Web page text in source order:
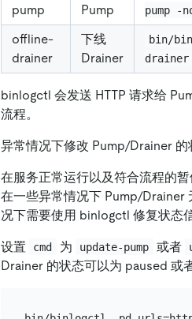
pump
Pump
pump -
offline-
drainer
下线
Drainer
bin/
drainer
binlogctl 会发送 HTTP 请求给
流程。
异常情况下修改 Pump/Drainer 的
在服务正常运行以及符合流程的
在一些异常情况下 Pump/Drainer
况下需要使用 binlogctl 修复状态信
设置 cmd 为 update-pump 或者
Drainer 的状态可以为 paused 或